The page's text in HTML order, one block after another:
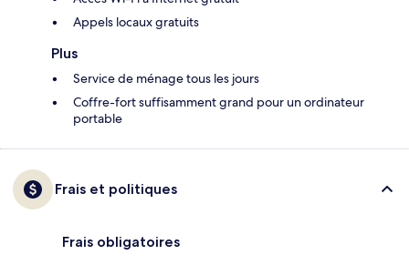
Appels locaux gratuits
Plus
Service de ménage tous les jours
Coffre-fort suffisamment grand pour un ordinateur
portable
Frais et politiques
Frais obligatoires